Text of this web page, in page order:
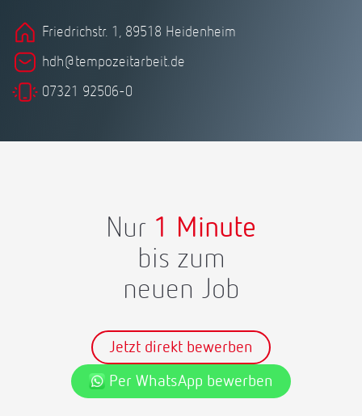
Friedrichstr. 1, 89518 Heidenheim
hdh@tempozeitarbeit.de
07321 92506-0
Nur 1 Minute
bis zum
neuen Job
Jetzt direkt bewerben
Per WhatsApp bewerben